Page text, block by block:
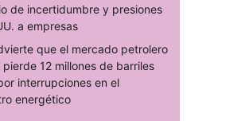
de incertidumbre y presiones
a empresas
que el mercado petrolero
pierde 12 millones de barriles
interrupciones en el
energético